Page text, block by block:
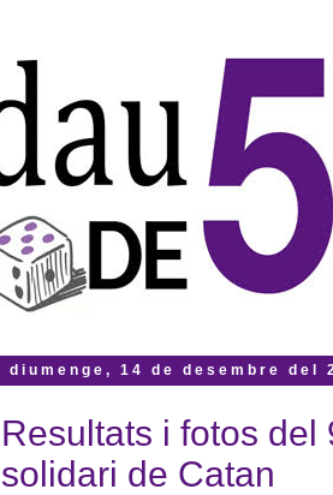
diumenge, 14 de desembre del
Resultats i fotos del
solidari de Catan